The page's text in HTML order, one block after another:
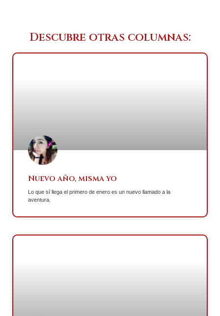
Descubre otras columnas:
Nuevo año, misma yo
Lo que sí llega el primero de enero es un nuevo llamado a la
aventura.